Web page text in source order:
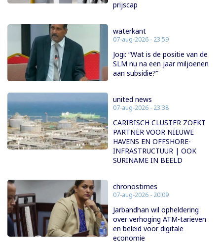
prijscap
waterkant
07-aug-2026 - 23:59
Jogi: “Wat is de positie van de
SLM nu na een jaar miljoenen
aan subsidie?”
united news
07-aug-2026 - 23:38
CARIBISCH CLUSTER ZOEKT
PARTNER VOOR NIEUWE
HAVENS EN OFFSHORE-
INFRASTRUCTUUR | OOK
SURINAME IN BEELD
chronostimes
07-aug-2026 - 20:09
Jarbandhan wil opheldering
over verhoging ATM-tarieven
en beleid voor digitale
economie